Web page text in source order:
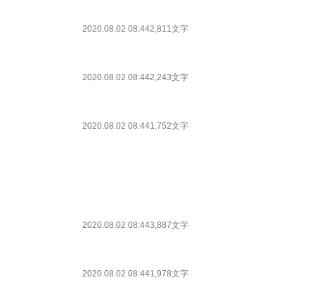
2020.08.02 08:442,811文字
2020.08.02 08:442,243文字
2020.08.02 08:441,752文字
2020.08.02 08:443,887文字
2020.08.02 08:441,978文字